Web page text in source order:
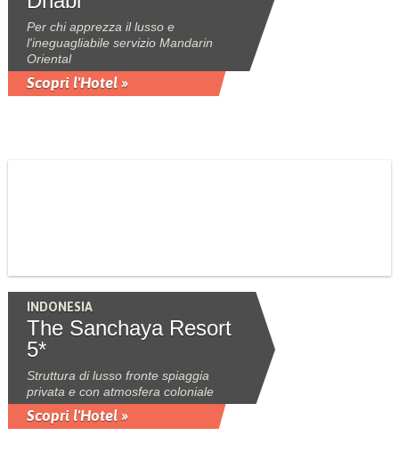
Per chi apprezza il lusso e
l'ineguagliabile servizio Mandarin
Oriental
Scopri l'Hotel »
INDONESIA
The Sanchaya Resort
5*
Struttura di lusso fronte spiaggia
privata e con atmosfera coloniale
Scopri l'Hotel »